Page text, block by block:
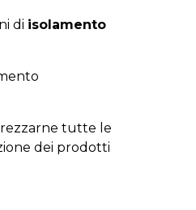
di isolamento
tutte le
dei prodotti